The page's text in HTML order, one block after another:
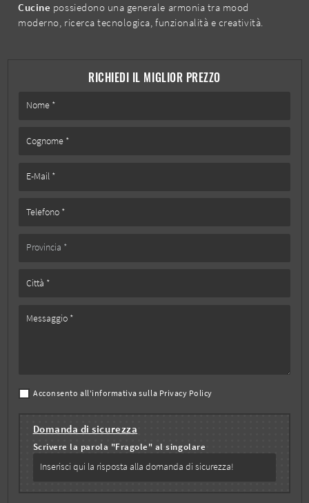
RICHIEDI IL MIGLIOR PREZZO
Acconsento all'informativa sulla Privacy Policy
Domanda di sicurezza
Scrivere la parola "Fragole" al singolare
Cucine possiedono una generale armonia tra mood
moderno, ricerca tecnologica, funzionalità e creatività.